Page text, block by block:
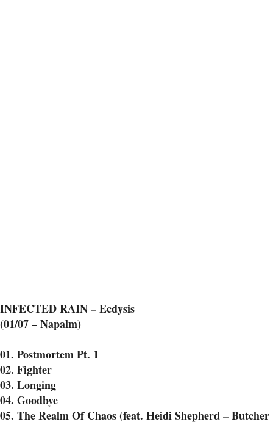
INFECTED RAIN – Ecdysis
(01/07 – Napalm)
01. Postmortem Pt. 1
02. Fighter
03. Longing
04. Goodbye
05. The Realm Of Chaos (feat. Heidi Shepherd – Butcher